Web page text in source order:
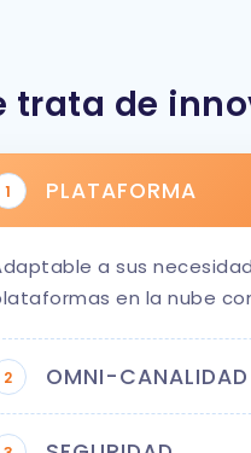
trata de
1 PLATAFORMA
a sus
en la nube
2 OMNI-CANALIDAD